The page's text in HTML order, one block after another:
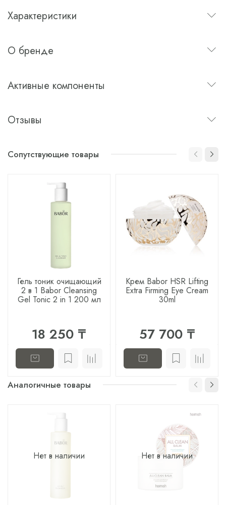
Характеристики
О бренде
Активные компоненты
Отзывы
Сопутствующие товары
Гель тоник очищающий
2 в 1 Babor Cleansing
Gel Tonic 2 in 1 200 мл
18 250 ₸
Крем Babor HSR Lifting
Extra Firming Eye Cream
30ml
57 700 ₸
Аналогичные товары
Нет в наличии Нет в наличии